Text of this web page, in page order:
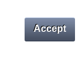
Accept